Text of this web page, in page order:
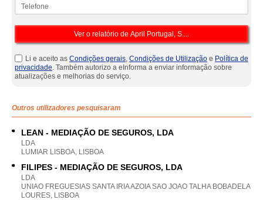
Li e aceito as Condições gerais, Condições de Utilização e Política de
privacidade. Também autorizo a eInforma a enviar informação sobre
atualizações e melhorias do serviço.
Outros utilizadores pesquisaram
LEAN - MEDIAÇÃO DE SEGUROS, LDA
LDA
LUMIAR LISBOA, LISBOA
FILIPES - MEDIAÇÃO DE SEGUROS, LDA
LDA
UNIAO FREGUESIAS SANTA IRIA AZOIA SAO JOAO TALHA BOBADELA
LOURES, LISBOA